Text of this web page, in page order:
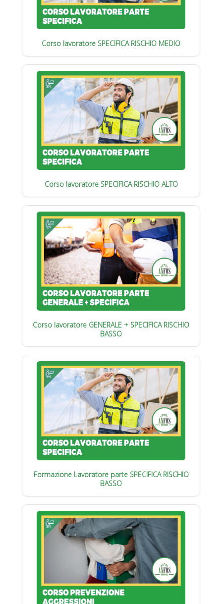
Corso lavoratore SPECIFICA RISCHIO MEDIO
Corso lavoratore SPECIFICA RISCHIO ALTO
Corso lavoratore GENERALE + SPECIFICA RISCHIO
BASSO
Formazione Lavoratore parte SPECIFICA RISCHIO
BASSO